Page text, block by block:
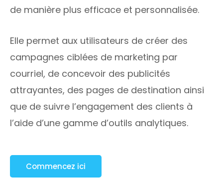
de manière plus efficace et personnalisée.
Elle permet aux utilisateurs de créer des
campagnes ciblées de marketing par
courriel, de concevoir des publicités
attrayantes, des pages de destination ainsi
que de suivre l’engagement des clients à
l’aide d’une gamme d’outils analytiques.
Commencez ici